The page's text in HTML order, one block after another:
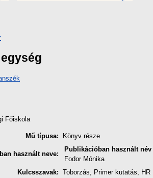
Főiskola
Mű típusa: Könyv része
használt neve:
Publikációban használt név
Fodor Mónika
Kulcsszavak: Toborzás, Primer kutatás, HR